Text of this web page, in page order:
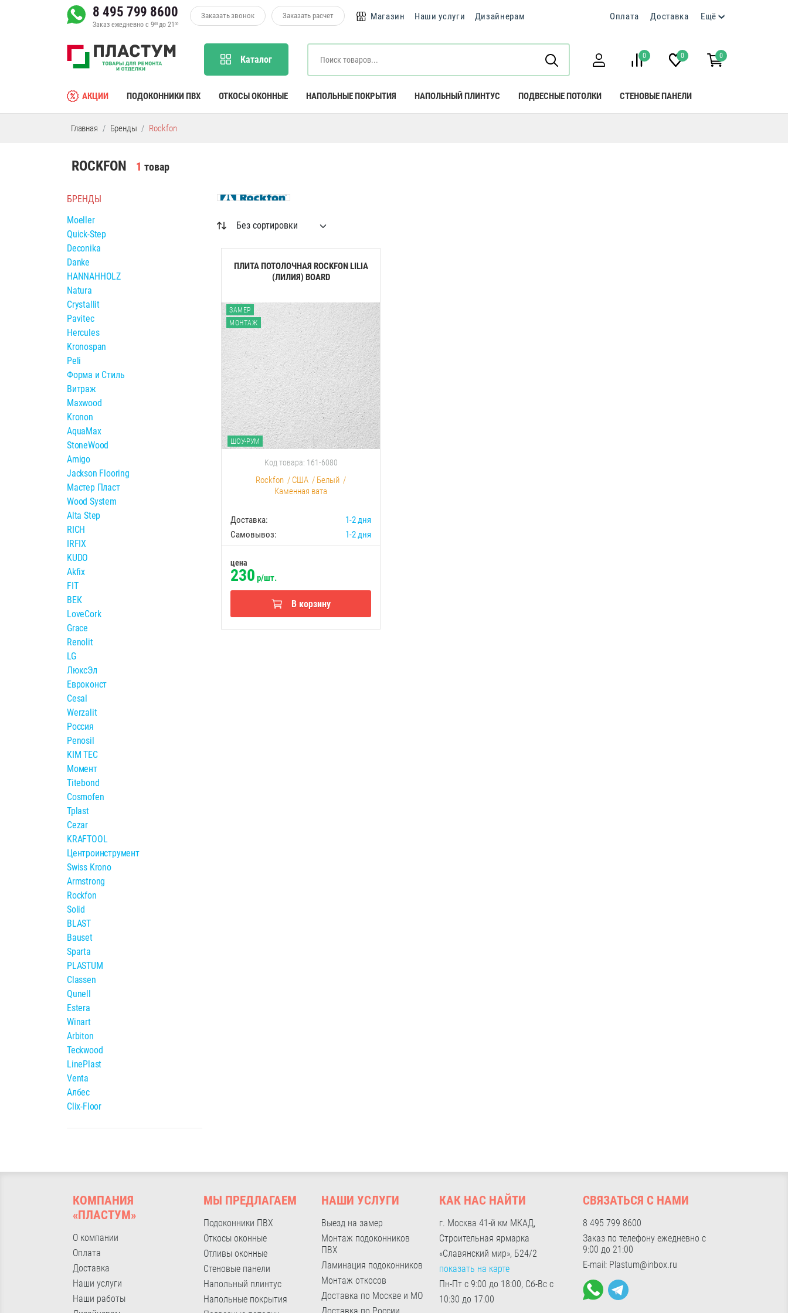
8 495 799 8600
Заказ ежедневно с 900до 2100
Заказать звонок Заказать расчет Магазин Наши услуги Дизайнерам Оплата Доставка Ещё
Каталог 0 0 0
АКЦИИ ПОДОКОННИКИ ПВХ ОТКОСЫ ОКОННЫЕ НАПОЛЬНЫЕ ПОКРЫТИЯ НАПОЛЬНЫЙ ПЛИНТУС ПОДВЕСНЫЕ ПОТОЛКИ СТЕНОВЫЕ ПАНЕЛИ
Главная Бренды Rockfon
ROCKFON 1 товар
БРЕНДЫ
Moeller
Quick-Step
Deconika
Danke
HANNAHHOLZ
Natura
Crystallit
Pavitec
Hercules
Kronospan
Peli
Форма и Стиль
Витраж
Maxwood
Kronon
AquaMax
StoneWood
Amigo
Jackson Flooring
Мастер Пласт
Wood System
Alta Step
RICH
IRFIX
KUDO
Akfix
FIT
ВЕК
LoveCork
Grace
Renolit
LG
ЛюксЭл
Евроконст
Cesal
Werzalit
Россия
Penosil
KIM TEC
Момент
Titebond
Cosmofen
Tplast
Cezar
KRAFTOOL
Центроинструмент
Swiss Krono
Armstrong
Rockfon
Solid
BLAST
Bauset
Sparta
PLASTUM
Classen
Qunell
Estera
Winart
Arbiton
Teckwood
LinePlast
Venta
Албес
Clix-Floor
ПЛИТА ПОТОЛОЧНАЯ ROCKFON LILIA
(ЛИЛИЯ) BOARD
ЗАМЕР
МОНТАЖ
ШОУ-РУМ
Код товара: 161-6080
Rockfon / США / Белый /
Каменная вата
Доставка:
1-2 дня
Самовывоз:
1-2 дня
цена
230 р/шт.
В корзину
КОМПАНИЯ
«ПЛАСТУМ»
О компании
Оплата
Доставка
Наши услуги
Наши работы
МЫ ПРЕДЛАГАЕМ
Подоконники ПВХ
Откосы оконные
Отливы оконные
Стеновые панели
Напольный плинтус
Напольные покрытия
НАШИ УСЛУГИ
Выезд на замер
Монтаж подоконников
ПВХ
Ламинация подоконников
Монтаж откосов
Доставка по Москве и МО
КАК НАС НАЙТИ
г. Москва 41-й км МКАД,
Строительная ярмарка
«Славянский мир», Б24/2
показать на карте
Пн-Пт с 9:00 до 18:00, Сб-Вс с
10:30 до 17:00
СВЯЗАТЬСЯ С НАМИ
8 495 799 8600
Заказ по телефону ежедневно с
9:00 до 21:00
E-mail: Plastum@inbox.ru